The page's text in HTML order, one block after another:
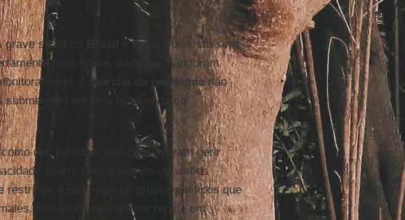
grave se dá no ePeru
. Tudo isto sem
mais grave, dado que não foram
A
marcha da pandemianão
em uma nova onda de
nos partidos, não conseguiram gerir
ocorre com governos de visões
restringe a eles, pois os grupos políticos que
Essa incapacidade se repete em